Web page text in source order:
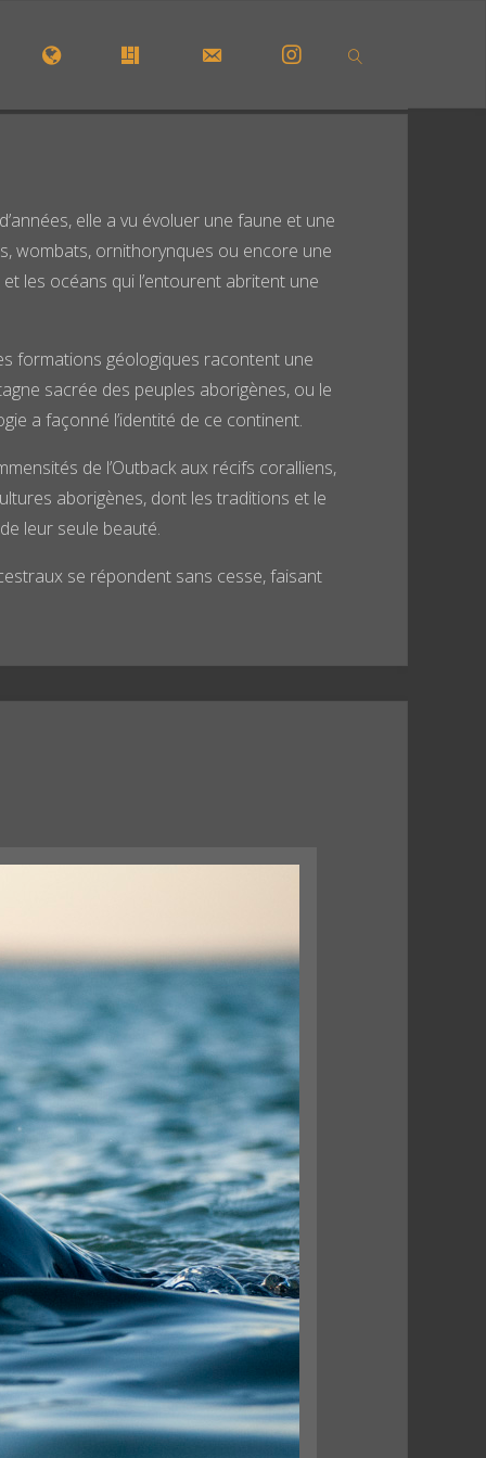
CARTE INTÉRACTIVE FORMULAIRE DE CONTACT
INSTAGRAM
elle a vu évoluer une faune et une
wombats, ornithorynques ou encore une
les océans qui l’entourent abritent une
formations géologiques racontent une
sacrée des peuples aborigènes, ou le
a façonné l’identité de ce continent.
de l’Outback aux récifs coralliens,
aborigènes, dont les traditions et le
leur seule beauté.
se répondent sans cesse, faisant